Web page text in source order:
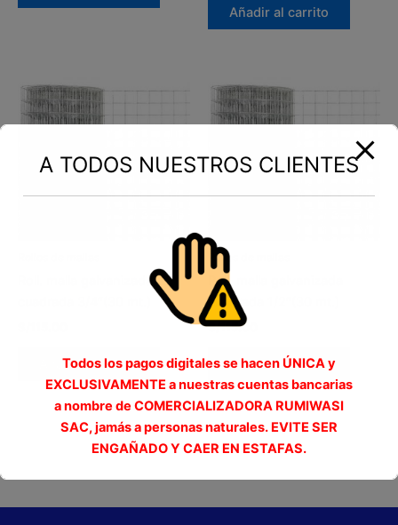
Añadir al carrito
Roll. malla galvanizada
Añadir al carrito
Rollos de mallas
Roll. malla galvanizada
cuadrada 1/2″(30 mt.)
S/115.00
Añadir al carrito
A TODOS NUESTROS CLIENTES
Todos los pagos digitales se hacen ÚNICA y
EXCLUSIVAMENTE a nuestras cuentas bancarias
a nombre de COMERCIALIZADORA RUMIWASI
SAC, jamás a personas naturales. EVITE SER
ENGAÑADO Y CAER EN ESTAFAS.
Esto se cerrará en2segundos